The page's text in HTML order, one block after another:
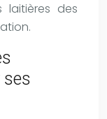
laitières des